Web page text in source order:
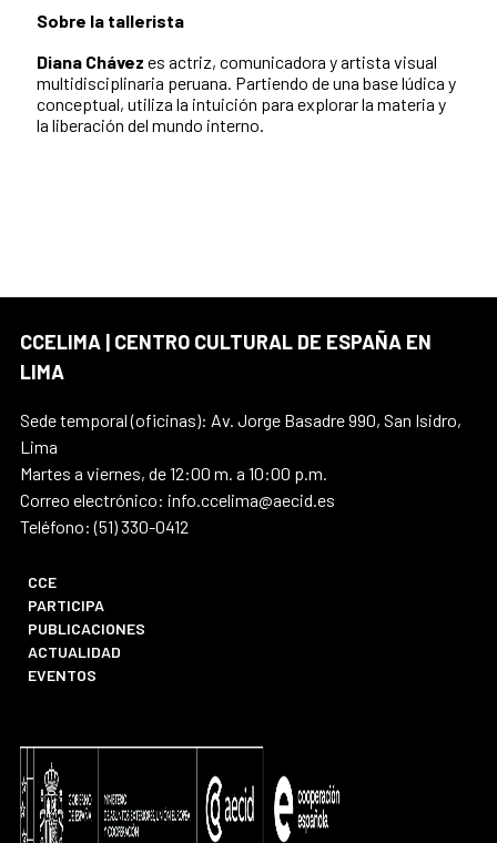
Sobre la tallerista
Diana Chávez es actriz, comunicadora y artista visual
multidisciplinaria peruana. Partiendo de una base lúdica y
conceptual, utiliza la intuición para explorar la materia y
la liberación del mundo interno.
CCELIMA | CENTRO CULTURAL DE ESPAÑA EN
LIMA
Sede temporal (oficinas): Av. Jorge Basadre 990, San Isidro,
Lima
Martes a viernes, de 12:00 m. a 10:00 p.m.
Correo electrónico: info.ccelima@aecid.es
Teléfono: (51) 330-0412
CCE
PARTICIPA
PUBLICACIONES
ACTUALIDAD
EVENTOS